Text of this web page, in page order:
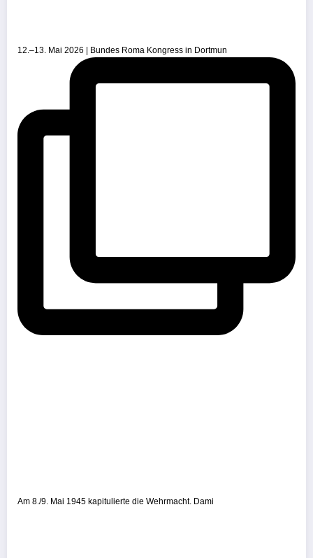
12.–13. Mai 2026 | Bundes Roma Kongress in Dortmun
Am 8./9. Mai 1945 kapitulierte die Wehrmacht. Dami